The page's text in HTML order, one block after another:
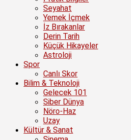
Seyahat
Yemek İçmek
İz Bırakanlar
Derin Tarih
Küçük Hikayeler
Astroloji
Spor
Canlı Skor
Bilim & Teknoloji
Gelecek 101
Siber Dünya
Nöro-Haz
Uzay
Kültür & Sanat